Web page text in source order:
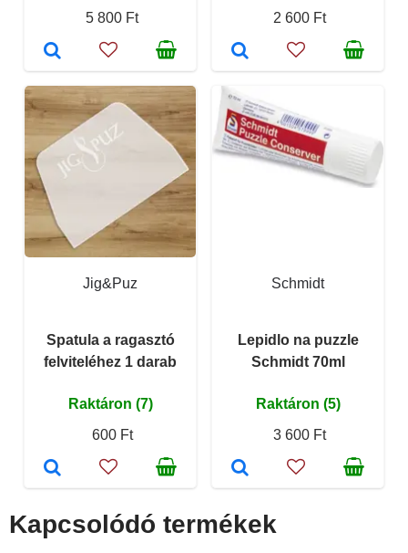
5 800 Ft
2 600 Ft
Jig&Puz
Spatula a ragasztó
felviteléhez 1 darab
Raktáron (7)
600 Ft
Schmidt
Lepidlo na puzzle
Schmidt 70ml
Raktáron (5)
3 600 Ft
Kapcsolódó termékek